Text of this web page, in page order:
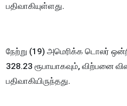
பதிவாகியுள்ளது.
நேற்று (19) அமெரிக்க டொலர்
328.23 ரூபாயாகவும், விற்பனை
பதிவாகியிருந்தது.